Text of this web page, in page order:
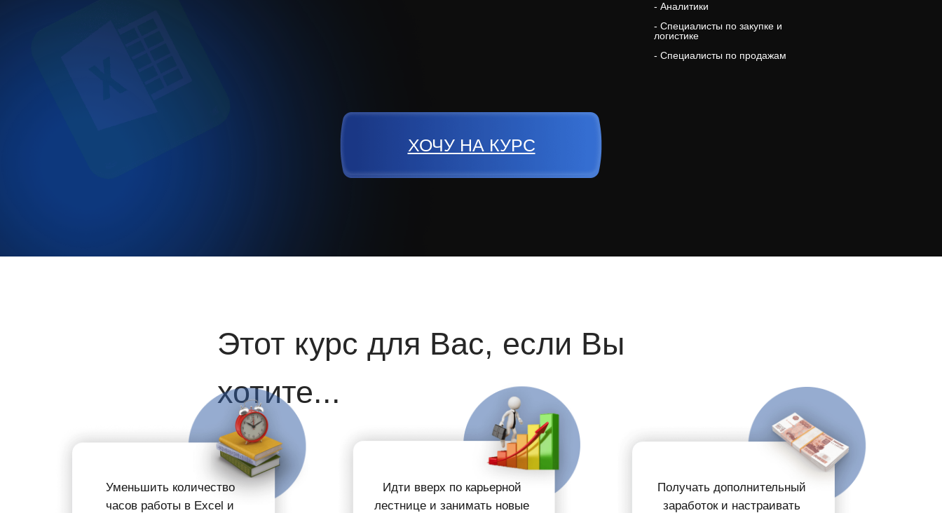
- Аналитики
- Специалисты по закупке и
логистике
- Специалисты по продажам
ХОЧУ НА КУРС
Этот курс для Вас, если Вы
хотите...
Уменьшить количество
часов работы в Excel и
Идти вверх по карьерной
лестнице и занимать новые
Получать дополнительный
заработоки настраивать